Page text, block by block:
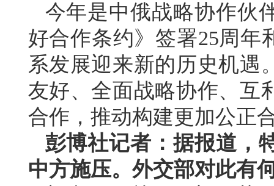
今年是中俄战略协作伙
好合作条约》签署25周年
系发展迎来新的历史机遇
友好、全面战略协作、互
合作，推动构建更加公正
彭博社记者：据报道，
中方施压。外交部对此有